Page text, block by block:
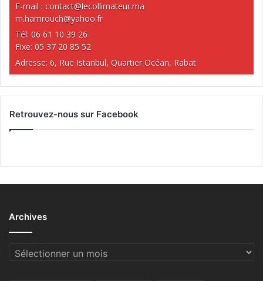
E-mail : contact@lecollimateur.ma
m.hamrouch@yahoo.fr
Tél: 06 61 10 39 26
Fixe: 05 37 20 85 52
Adresse: 6, Rue Istanbul, Quartier Océan, Rabat
Retrouvez-nous sur Facebook
Archives
Archives